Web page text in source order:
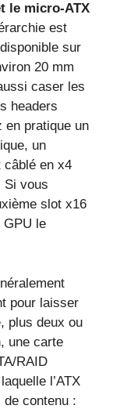
le micro‑ATX
est
sur
20 mm
caser les
headers
en pratique un
un
câblé en x4
Si vous
slot x16
GPU le
pour laisser
plus deux ou
une carte
RAID
l’ATX
contenu :